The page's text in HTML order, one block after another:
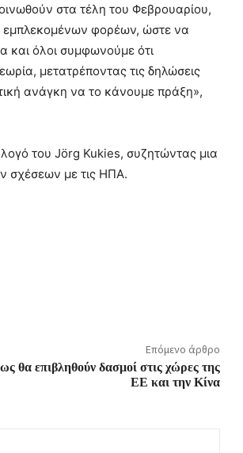
στα τέλη του Φεβρουαρίου,
εμπλεκομένων φορέων, ώστε να
και όλοι συμφωνούμε ότι
μετατρέποντας τις δηλώσεις
ανάγκη να το κάνουμε πράξη»,
του Jörg Kukies, συζητώντας μια
σχέσεων με τις ΗΠΑ.
Επόμενο άρθρο
θα επιβληθούν δασμοί στις χώρες της
ΕΕ και την Κίνα